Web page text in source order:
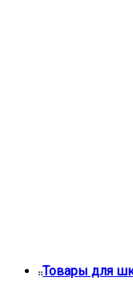
Товары для